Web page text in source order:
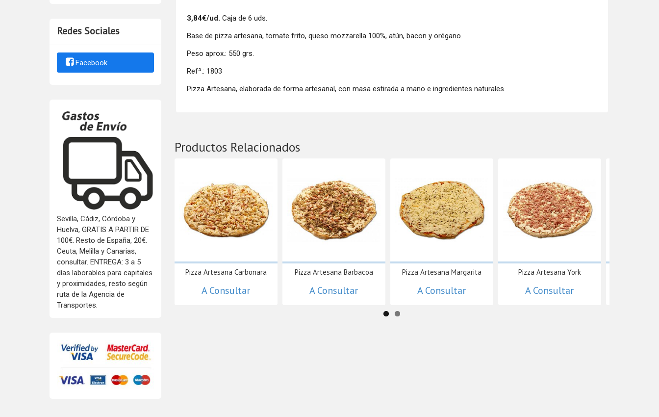
Redes Sociales
Facebook
Sevilla, Cádiz, Córdoba y
Huelva, GRATIS A PARTIR DE
100€. Resto de España, 20€.
Ceuta, Melilla y Canarias,
consultar. ENTREGA: 3 a 5
días laborables para capitales
y proximidades, resto según
ruta de la Agencia de
Transportes.
3,84€/ud. Caja de 6 uds.
Base de pizza artesana, tomate frito, queso mozzarella 100%, atún, bacon y orégano.
Peso aprox.: 550 grs.
Refª.: 1803
Pizza Artesana, elaborada de forma artesanal, con masa estirada a mano e ingredientes naturales.
Productos Relacionados
Pizza Artesana Carbonara
A Consultar
Pizza Artesana Barbacoa
A Consultar
Pizza Artesana Margarita
A Consultar
Pizza Artesana York
A Consultar